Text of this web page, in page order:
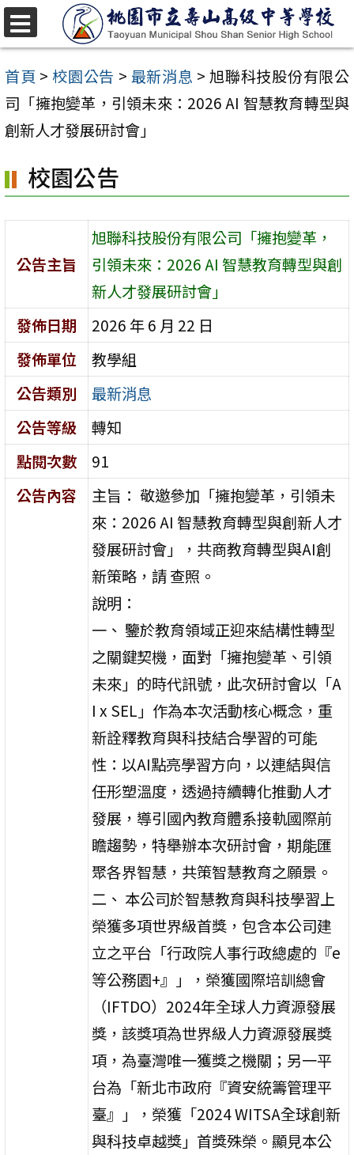
跳
至
主
要
內
區
首頁 > 校園公告 > 最新消息 > 旭聯科技股份有限公
司「擁抱變革，引領未來：2026 AI 智慧教育轉型與
創新人才發展研討會」
校園公告
公告主旨
旭聯科技股份有限公司「擁抱變革，
引領未來：2026 AI 智慧教育轉型與創
新人才發展研討會」
發佈日期
2026 年 6 月 22 日
發佈單位
教學組
公告類別
最新消息
公告等級
轉知
點閱次數
91
公告內容
主旨： 敬邀參加「擁抱變革，引領未
來：2026 AI 智慧教育轉型與創新人才
發展研討會」，共商教育轉型與AI創
新策略，請 查照。
說明：
一、 鑒於教育領域正迎來結構性轉型
之關鍵契機，面對「擁抱變革、引領
未來」的時代訊號，此次研討會以「A
I x SEL」作為本次活動核心概念，重
新詮釋教育與科技結合學習的可能
性：以AI點亮學習方向，以連結與信
任形塑溫度，透過持續轉化推動人才
發展，導引國內教育體系接軌國際前
瞻趨勢，特舉辦本次研討會，期能匯
聚各界智慧，共策智慧教育之願景。
二、 本公司於智慧教育與科技學習上
榮獲多項世界級首獎，包含本公司建
立之平台「行政院人事行政總處的『e
等公務園+』」，榮獲國際培訓總會
（IFTDO）2024年全球人力資源發展
獎，該獎項為世界級人力資源發展獎
項，為臺灣唯一獲獎之機關；另一平
台為「新北市政府『資安統籌管理平
臺』」，榮獲「2024 WITSA全球創新
與科技卓越獎」首獎殊榮。顯見本公
選
單